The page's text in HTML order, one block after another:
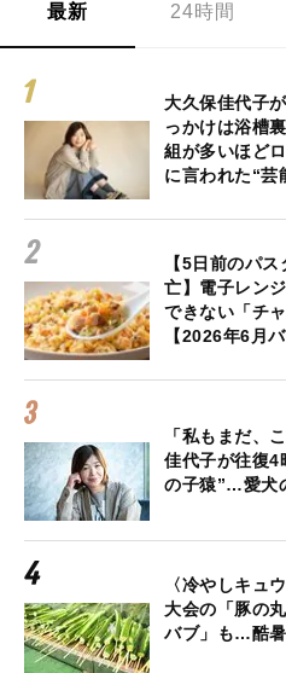
最新 24時間
大久保佳代子
っかけは浴槽
組が多いほど
に言われた“芸
【5日前のパ
亡】電子レン
できない「チ
【2026年6月
「私もまだ、
佳代子が往復4
の子猿”…愛犬
〈冷やしキュ
大会の「豚の
バブ」も…酷